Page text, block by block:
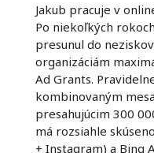
Jakub pracuje v
Po niekoľkých
presunul do
organizáciám
Ad Grants.
kombinovaným
presahujúcim 300
má rozsiahle
+ Instagram) a Bing